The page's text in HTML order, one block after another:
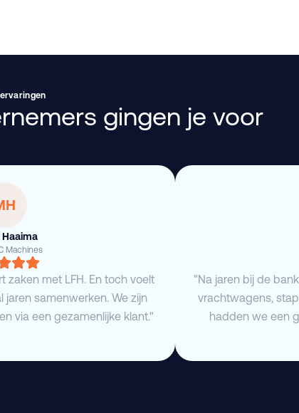
gingen je voor
Haaima
Machines
zaken met LFH. En toch voelt
jaren samenwerken. We zijn
via een gezamenlijke klant."
"Na jaren bij de
vrachtwagens,
hadden we een